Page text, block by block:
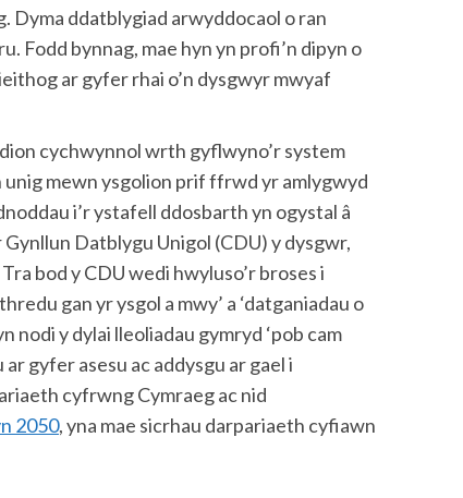
Dyma ddatblygiad arwyddocaol o ran
Fodd bynnag, mae hyn yn profi’n dipyn o
ar gyfer rhai o’n dysgwyr mwyaf
cychwynnol wrth gyflwyno’r system
mewn ysgolion prif ffrwd yr amlygwyd
i’r ystafell ddosbarth yn ogystal â
Datblygu Unigol (CDU) y dysgwr,
bod y CDU wedi hwyluso’r broses i
gan yr ysgol a mwy’ a ‘datganiadau o
nodi y dylai lleoliadau gymryd ‘pob cam
gyfer asesu ac addysgu ar gael i
cyfrwng Cymraeg ac nid
2050, yna mae sicrhau darpariaeth cyfiawn